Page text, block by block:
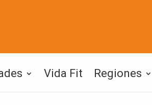
Vida Fit Regiones